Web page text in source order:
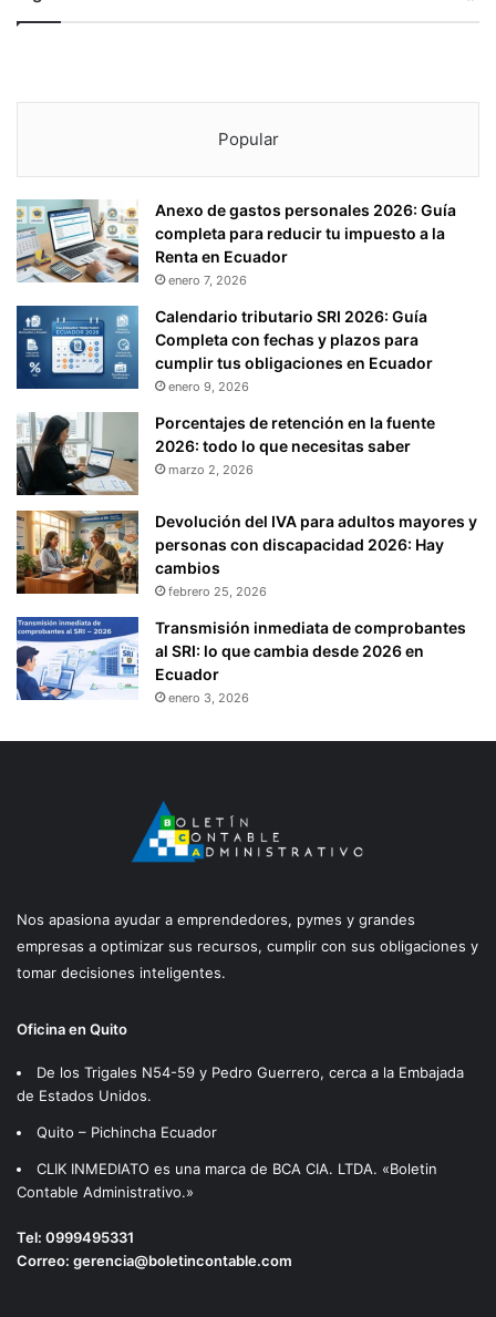
Popular
Anexo de gastos personales 2026: Guía
completa para reducir tu impuesto a la
Renta en Ecuador
enero 7, 2026
Calendario tributario SRI 2026: Guía
Completa con fechas y plazos para
cumplir tus obligaciones en Ecuador
enero 9, 2026
Porcentajes de retención en la fuente
2026: todo lo que necesitas saber
marzo 2, 2026
Devolución del IVA para adultos mayores y
personas con discapacidad 2026: Hay
cambios
febrero 25, 2026
Transmisión inmediata de comprobantes
al SRI: lo que cambia desde 2026 en
Ecuador
enero 3, 2026
Nos apasiona ayudar a emprendedores, pymes y grandes
empresas a optimizar sus recursos, cumplir con sus obligaciones y
tomar decisiones inteligentes.
Oficina en Quito
De los Trigales N54-59 y Pedro Guerrero, cerca a la Embajada
de Estados Unidos.
Quito – Pichincha Ecuador
CLIK INMEDIATO es una marca de BCA CIA. LTDA. «Boletin
Contable Administrativo.»
Tel: 0999495331
Correo: gerencia@boletincontable.com